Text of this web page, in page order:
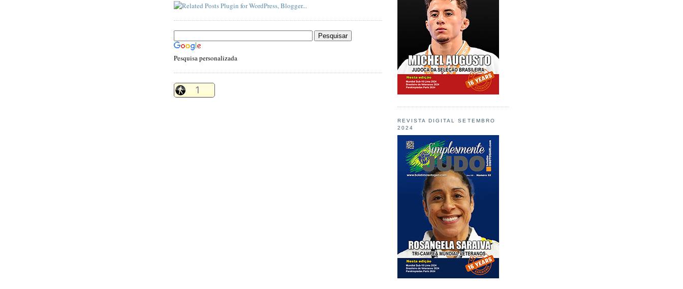
Pesquisa personalizada
REVISTA DIGITAL SETEMBRO
2024